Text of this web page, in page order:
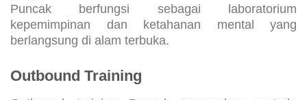
Puncak berfungsi sebagai laboratorium
kepemimpinan dan ketahanan mental yang
berlangsung di alam terbuka.
Outbound Training